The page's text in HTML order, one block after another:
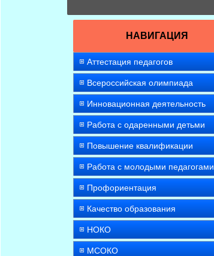
НАВИГАЦИЯ
Аттестация педагогов
Всероссийская олимпиада
Инновационная деятельность
Работа с одаренными детьми
Повышение квалификации
Работа с молодыми педагогами
Профориентация
Качество образования
НОКО
МСОКО